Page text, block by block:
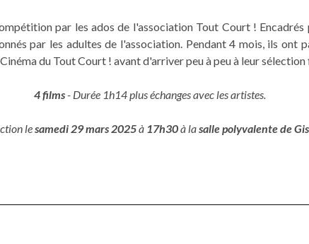
par les ados de l'association Tout Court !
par les adultes de l'association. Pendant 4 mois, ils ont
du Tout Court ! avant d'arriver peu à peu à leur
4 films- Durée 1h14 plus échanges avec les artistes.
lesamedi 29 mars 2025à 17h30à lasalle polyvalente de